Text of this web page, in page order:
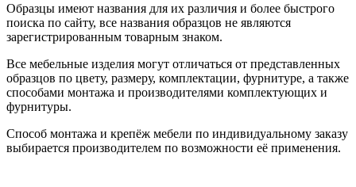
Образцы имеют названия для их различия и более быстрого
поиска по сайту, все названия образцов не являются
зарегистрированным товарным знаком.
Все мебельные изделия могут отличаться от представленных
образцов по цвету, размеру, комплектации, фурнитуре, а также
способами монтажа и производителями комплектующих и
фурнитуры.
Способ монтажа и крепёж мебели по индивидуальному заказу
выбирается производителем по возможности её применения.